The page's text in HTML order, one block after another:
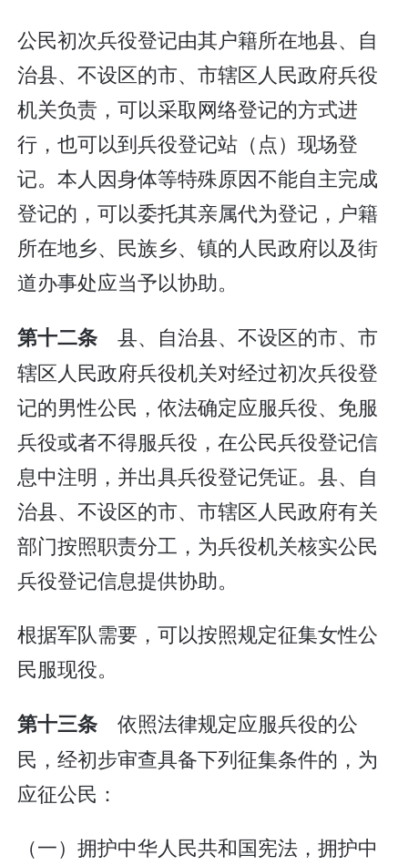
公民初次兵役登记由其户籍所在地县、自
治县、不设区的市、市辖区人民政府兵役
机关负责，可以采取网络登记的方式进
行，也可以到兵役登记站（点）现场登
记。本人因身体等特殊原因不能自主完成
登记的，可以委托其亲属代为登记，户籍
所在地乡、民族乡、镇的人民政府以及街
道办事处应当予以协助。
第十二条 县、自治县、不设区的市、市
辖区人民政府兵役机关对经过初次兵役登
记的男性公民，依法确定应服兵役、免服
兵役或者不得服兵役，在公民兵役登记信
息中注明，并出具兵役登记凭证。县、自
治县、不设区的市、市辖区人民政府有关
部门按照职责分工，为兵役机关核实公民
兵役登记信息提供协助。
根据军队需要，可以按照规定征集女性公
民服现役。
第十三条 依照法律规定应服兵役的公
民，经初步审查具备下列征集条件的，为
应征公民：
（一）拥护中华人民共和国宪法，拥护中